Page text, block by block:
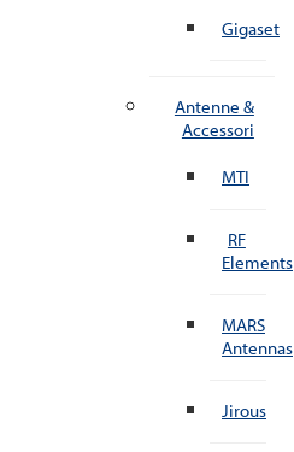
Gigaset
Antenne &
Accessori
MTI
RF
Elements
MARS
Antennas
Jirous